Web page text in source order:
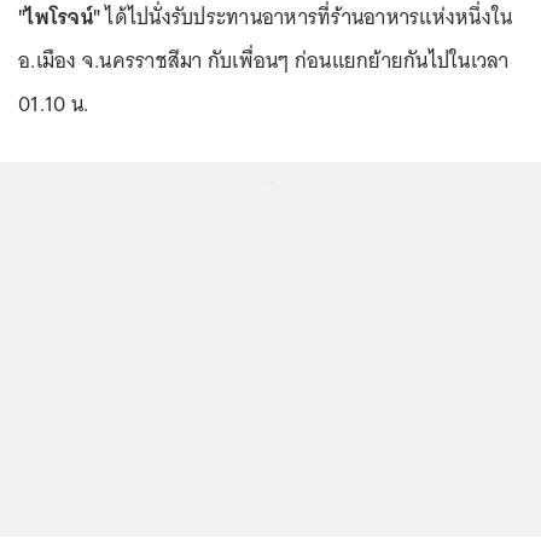
"ไพโรจน์"ได้ไปนั่งรับประทานอาหารที่ร้านอาหารแห่งหนึ่งใน
อ.เมือง จ.นครราชสีมา กับเพื่อนๆ ก่อนแยกย้ายกันไปในเวลา
01.10 น.